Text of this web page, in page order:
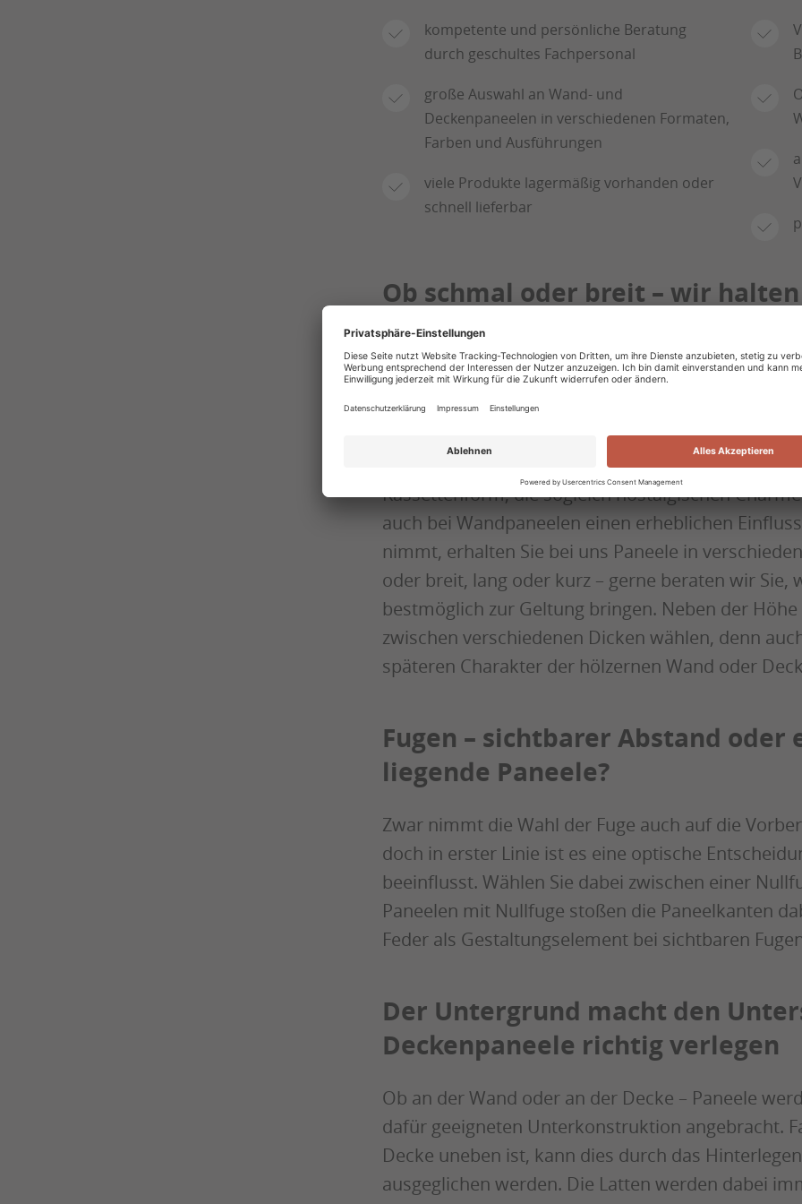
kompetente und persönliche Beratung
durch geschultes Fachpersonal
große Auswahl an Wand- und
Deckenpaneelen in verschiedenen Formaten,
Farben und Ausführungen
viele Produkte lagermäßig vorhanden oder
schnell lieferbar
Ob schmal oder breit – wir
für Sie bereit
Mit unseren Wand- und Deckenpaneelen sind
Grenzen gesetzt. So halten wir unsere
(Lang- und Kurzpaneele) sowie in verschiedenen
für Sie bereit. Ebenso umfasst unser Sortiment
Kassettenform, die sogleich nostalgischen
auch bei Wandpaneelen einen erheblichen
nimmt, erhalten Sie bei uns Paneele in
oder breit, lang oder kurz – gerne beraten wir Sie,
bestmöglich zur Geltung bringen. Neben der
zwischen verschiedenen Dicken wählen, denn
späteren Charakter der hölzernen Wand oder
Fugen – sichtbarer Abstand oder
liegende Paneele?
Zwar nimmt die Wahl der Fuge auch auf die
doch in erster Linie ist es eine optische
beeinflusst. Wählen Sie dabei zwischen einer
Paneelen mit Nullfuge stoßen die Paneelkanten
Feder als Gestaltungselement bei sichtbaren
Der Untergrund macht den
Deckenpaneele richtig verlegen
Ob an der Wand oder an der Decke – Paneele
dafür geeigneten Unterkonstruktion angebracht.
Decke uneben ist, kann dies durch das
ausgeglichen werden. Die Latten werden dabei